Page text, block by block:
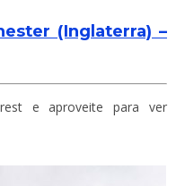
(Inglaterra) –
e aproveite para ver